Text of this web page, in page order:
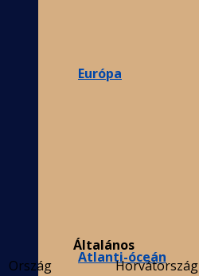
Európa
Atlanti-óceán
Általános
Ország
Horvátország